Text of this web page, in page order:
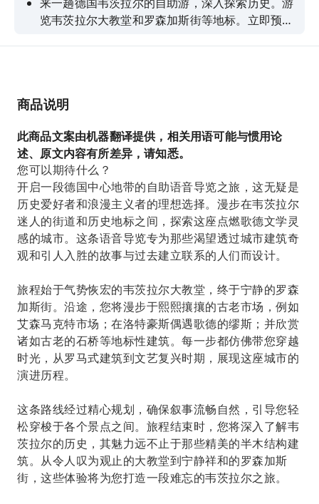
览韦茨拉尔大教堂和罗森加斯街等地标。立即预
商品说明
此商品文案由机器翻译提供，相关用语可能与惯用论
述、原文内容有所差异，请知悉。
您可以期待什么？
开启一段德国中心地带的自助语音导览之旅，这无疑是
历史爱好者和浪漫主义者的理想选择。漫步在韦茨拉尔
迷人的街道和历史地标之间，探索这座点燃歌德文学灵
感的城市。这条语音导览专为那些渴望透过城市建筑奇
观和引人入胜的故事与过去建立联系的人们而设计。
旅程始于气势恢宏的韦茨拉尔大教堂，终于宁静的罗森
加斯街。沿途，您将漫步于熙熙攘攘的古老市场，例如
艾森马克特市场；在洛特豪斯偶遇歌德的缪斯；并欣赏
诸如古老的石桥等地标性建筑。每一步都仿佛带您穿越
时光，从罗马式建筑到文艺复兴时期，展现这座城市的
演进历程。
这条路线经过精心规划，确保叙事流畅自然，引导您轻
松穿梭于各个景点之间。旅程结束时，您将深入了解韦
茨拉尔的历史，其魅力远不止于那些精美的半木结构建
筑。从令人叹为观止的大教堂到宁静祥和的罗森加斯
街，这些体验将为您打造一段难忘的韦茨拉尔之旅。